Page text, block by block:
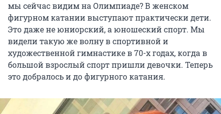
мы сейчас видим на Олимпиаде? В женском
фигурном катании выступают практически дети.
Это даже не юниорский, а юношеский спорт. Мы
видели такую же волну в спортивной и
художественной гимнастике в 70-х годах, когда в
большой взрослый спорт пришли девочки. Теперь
это добралось и до фигурного катания.